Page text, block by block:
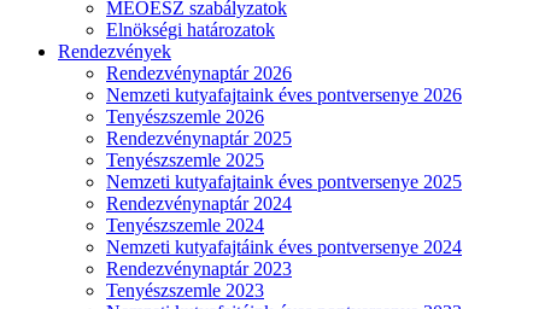
MEOESZ szabályzatok
Elnökségi határozatok
Rendezvények
Rendezvénynaptár 2026
Nemzeti kutyafajtaink éves pontversenye 2026
Tenyészszemle 2026
Rendezvénynaptár 2025
Tenyészszemle 2025
Nemzeti kutyafajtaink éves pontversenye 2025
Rendezvénynaptár 2024
Tenyészszemle 2024
Nemzeti kutyafajtáink éves pontversenye 2024
Rendezvénynaptár 2023
Tenyészszemle 2023